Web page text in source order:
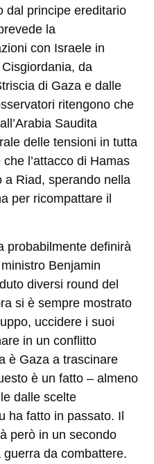
dal principe ereditario
la
con Israele in
da
di Gaza e dalle
ritengono che
Saudita
delle tensioni in tutta
che l’attacco di Hamas
a Riad, sperando nella
per ricompattare il
probabilmente definirà
Benjamin
diversi round del
si è sempre mostrato
uccidere i suoi
in un conflitto
è Gaza a trascinare
è un fatto – almeno
dalle scelte
ha fatto in passato. Il
però in un secondo
guerra da combattere.